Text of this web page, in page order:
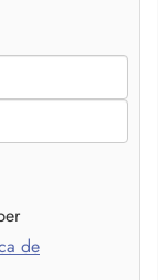
de